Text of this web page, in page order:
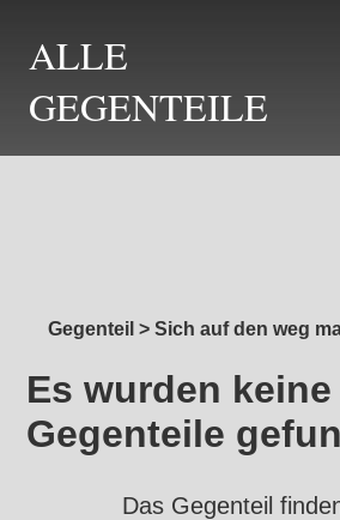
ALLE
GEGENTEILE
Gegenteil > Sich auf den weg
Es wurden keine
Gegenteile
Das Gegenteil